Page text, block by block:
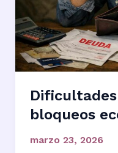
bloqueos
marzo 23, 2026